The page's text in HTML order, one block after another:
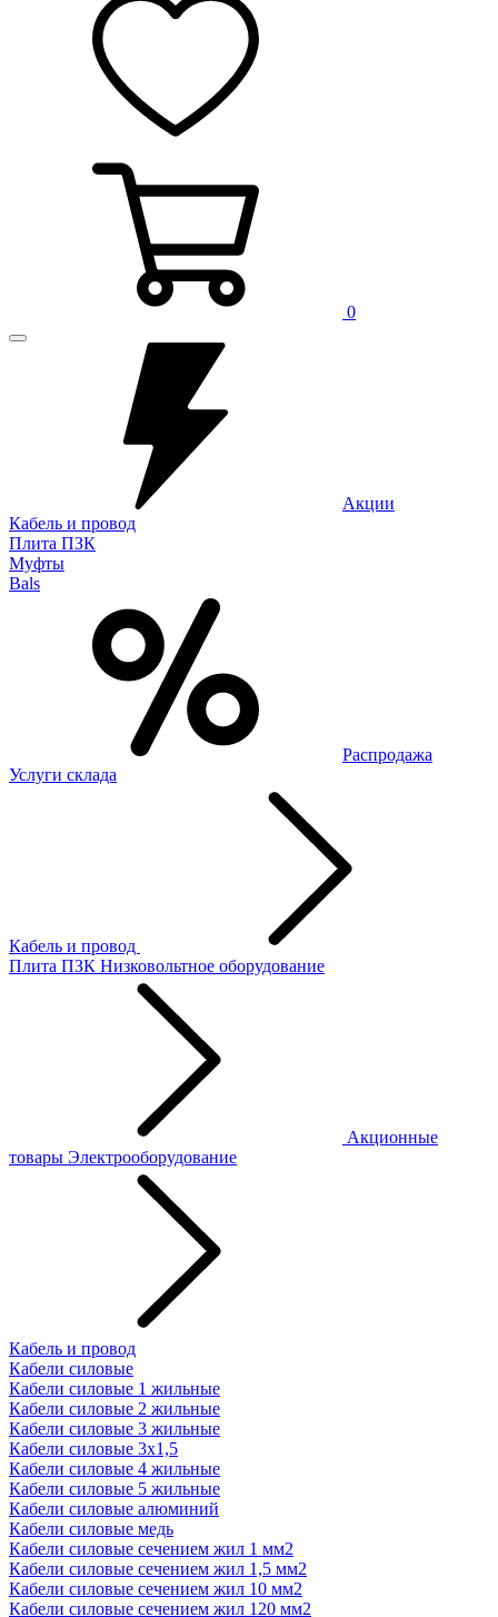
0
Акции
Кабель и провод
Плита ПЗК
Муфты
Bals
Распродажа
Услуги склада
Кабель и провод
Плита ПЗК Низковольтное оборудование
Акционные
товары Электрооборудование
Кабель и провод
Кабели силовые
Кабели силовые 1 жильные
Кабели силовые 2 жильные
Кабели силовые 3 жильные
Кабели силовые 3х1,5
Кабели силовые 4 жильные
Кабели силовые 5 жильные
Кабели силовые алюминий
Кабели силовые медь
Кабели силовые сечением жил 1 мм2
Кабели силовые сечением жил 1,5 мм2
Кабели силовые сечением жил 10 мм2
Кабели силовые сечением жил 120 мм2